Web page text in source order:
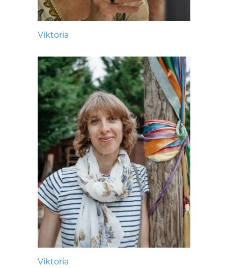
Viktoria
Viktoria